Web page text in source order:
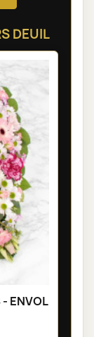
DEUIL
- ENVOL